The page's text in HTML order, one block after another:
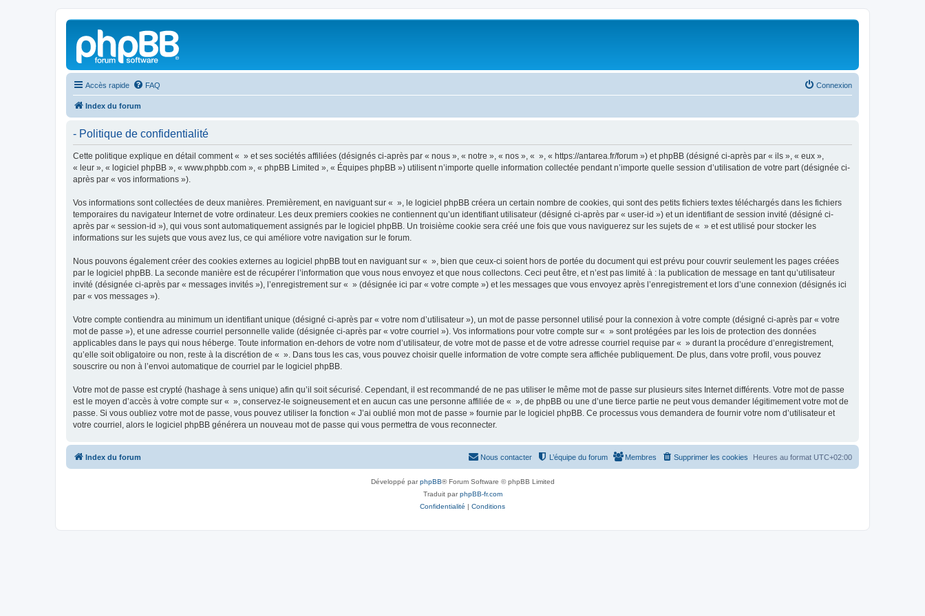
Accès rapide FAQ Connexion
Index du forum
- Politique de confidentialité
Cette politique explique en détail comment « » et ses sociétés affiliées (désignés ci-après par « nous », « notre », « nos », « », « https://antarea.fr/forum ») et phpBB (désigné ci-après par « ils », « eux »,
« leur », « logiciel phpBB », « www.phpbb.com », « phpBB Limited », « Équipes phpBB ») utilisent n’importe quelle information collectée pendant n’importe quelle session d’utilisation de votre part (désignée ci-
après par « vos informations »).
Vos informations sont collectées de deux manières. Premièrement, en naviguant sur « », le logiciel phpBB créera un certain nombre de cookies, qui sont des petits fichiers textes téléchargés dans les fichiers
temporaires du navigateur Internet de votre ordinateur. Les deux premiers cookies ne contiennent qu’un identifiant utilisateur (désigné ci-après par « user-id ») et un identifiant de session invité (désigné ci-
après par « session-id »), qui vous sont automatiquement assignés par le logiciel phpBB. Un troisième cookie sera créé une fois que vous naviguerez sur les sujets de « » et est utilisé pour stocker les
informations sur les sujets que vous avez lus, ce qui améliore votre navigation sur le forum.
Nous pouvons également créer des cookies externes au logiciel phpBB tout en naviguant sur « », bien que ceux-ci soient hors de portée du document qui est prévu pour couvrir seulement les pages créées
par le logiciel phpBB. La seconde manière est de récupérer l’information que vous nous envoyez et que nous collectons. Ceci peut être, et n’est pas limité à : la publication de message en tant qu’utilisateur
invité (désignée ci-après par « messages invités »), l’enregistrement sur « » (désignée ici par « votre compte ») et les messages que vous envoyez après l’enregistrement et lors d’une connexion (désignés ici
par « vos messages »).
Votre compte contiendra au minimum un identifiant unique (désigné ci-après par « votre nom d’utilisateur »), un mot de passe personnel utilisé pour la connexion à votre compte (désigné ci-après par « votre
mot de passe »), et une adresse courriel personnelle valide (désignée ci-après par « votre courriel »). Vos informations pour votre compte sur « » sont protégées par les lois de protection des données
applicables dans le pays qui nous héberge. Toute information en-dehors de votre nom d’utilisateur, de votre mot de passe et de votre adresse courriel requise par « » durant la procédure d’enregistrement,
qu’elle soit obligatoire ou non, reste à la discrétion de « ». Dans tous les cas, vous pouvez choisir quelle information de votre compte sera affichée publiquement. De plus, dans votre profil, vous pouvez
souscrire ou non à l’envoi automatique de courriel par le logiciel phpBB.
Votre mot de passe est crypté (hashage à sens unique) afin qu’il soit sécurisé. Cependant, il est recommandé de ne pas utiliser le même mot de passe sur plusieurs sites Internet différents. Votre mot de passe
est le moyen d’accès à votre compte sur « », conservez-le soigneusement et en aucun cas une personne affiliée de « », de phpBB ou une d’une tierce partie ne peut vous demander légitimement votre mot de
passe. Si vous oubliez votre mot de passe, vous pouvez utiliser la fonction « J’ai oublié mon mot de passe » fournie par le logiciel phpBB. Ce processus vous demandera de fournir votre nom d’utilisateur et
votre courriel, alors le logiciel phpBB générera un nouveau mot de passe qui vous permettra de vous reconnecter.
Index du forum Heures au format UTC+02:00
Supprimer les cookies
Membres
L’équipe du forum
Nous contacter
Développé parphpBB® Forum Software © phpBB Limited
Traduit parphpBB-fr.com
Confidentialité | Conditions